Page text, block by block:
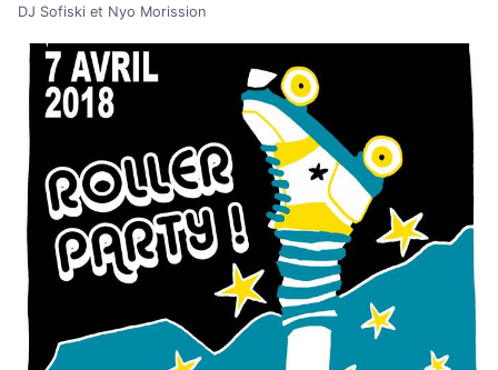
DJ Sofiski et Nyo Morission